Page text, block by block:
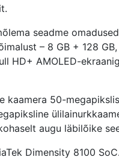
seadme
– 8 GB + 128
HD+ AMOLED-
kaamera 50-
augu läbilõike
Dimensity 8100